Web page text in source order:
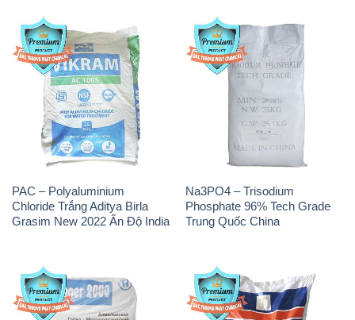
PAC – Polyaluminium
Chloride Trắng Aditya Birla
Grasim New 2022 Ấn Độ India
Phosphate 96% Tech Grade
Trung Quốc China